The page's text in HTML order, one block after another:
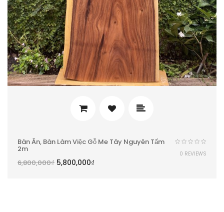
Bàn Ăn, Bàn Làm Việc Gỗ Me Tây Nguyên Tấm
2m
6,800,000₫ 5,800,000₫
0 REVIEWS